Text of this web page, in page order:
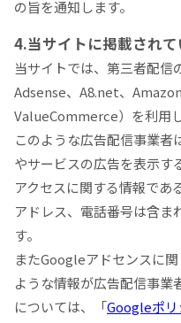
の旨を通知します。
4.当サイトに掲載され
当サイトでは、第三者配
Adsense、A8.net、Amazon
ValueCommerce）を利用
このような広告配信事業
やサービスの広告を表示す
アクセスに関する情報で
アドレス、電話番号は含ま
す。
またGoogleアドセンスに
ような情報が広告配信事業
については、「Googleポ